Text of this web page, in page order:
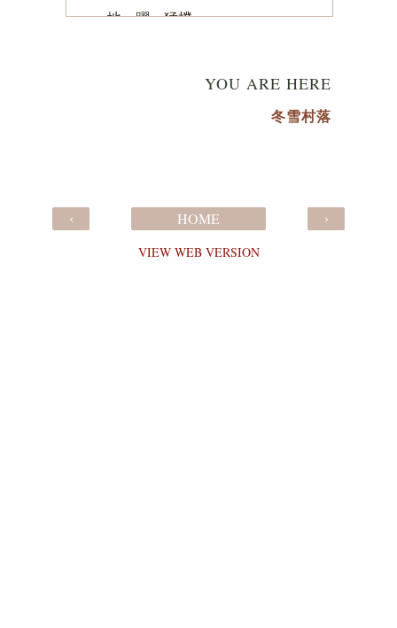
YOU ARE HERE
冬雪村落
‹ ›
HOME
VIEW WEB VERSION